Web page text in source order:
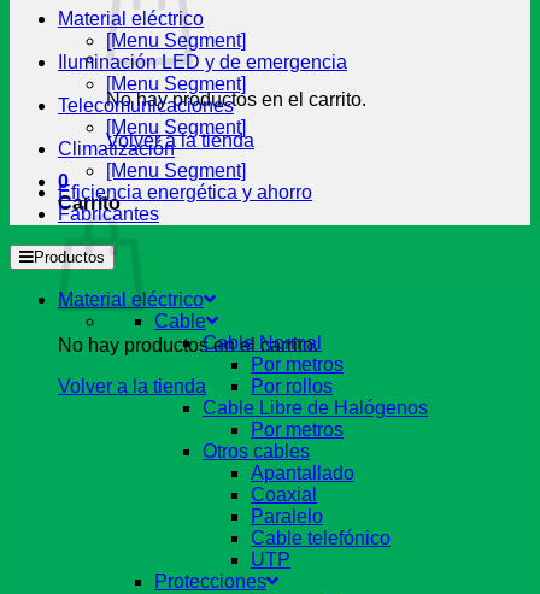
No hay productos en el carrito.
Volver a la tienda
0
Carrito
No hay productos en el carrito.
Volver a la tienda
Material eléctrico
[Menu Segment]
Iluminación LED y de emergencia
[Menu Segment]
Telecomunicaciones
[Menu Segment]
Climatización
[Menu Segment]
Eficiencia energética y ahorro
Fabricantes
Productos
Material eléctrico
Cable
Cable Normal
Por metros
Por rollos
Cable Libre de Halógenos
Por metros
Otros cables
Apantallado
Coaxial
Paralelo
Cable telefónico
UTP
Protecciones